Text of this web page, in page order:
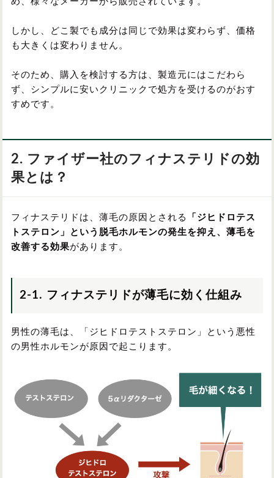
しかし、どこ製でも成分は同じで効果は変わらず、価格
も大きくは変わりません。
そのため、購入を検討する方は、製造元にはこだわら
ず、シンプルに安いクリニックで処方を受けるのがおす
すめです。
2. ファイザー社のフィナステリドの効
果とは？
フィナステリドは、薄毛の原因とされる
「ジヒドロテス
トステロン」という脱毛ホルモンの発生を抑え、薄毛を
改善する効果があります。
2-1. フィナステリドが薄毛に効く仕組み
男性の薄毛は、「ジヒドロテストステロン」という悪性
の男性ホルモンが原因で起こります。